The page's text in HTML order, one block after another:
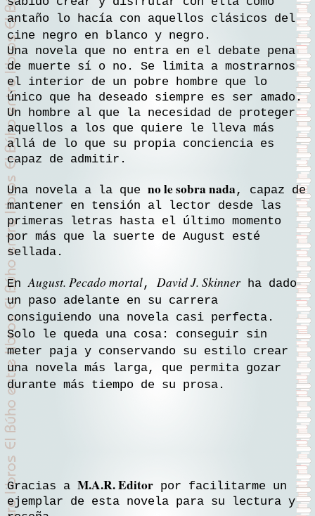
antaño lo hacía con aquellos clásicos del
cine negro en blanco y negro.
Una novela que no entra en el debate pena
de muerte sí o no. Se limita a mostrarnos
el interior de un pobre hombre que lo
único que ha deseado siempre es ser amado.
Un hombre al que la necesidad de proteger
aquellos a los que quiere le lleva más
allá de lo que su propia conciencia es
capaz de admitir.
Una novela a la que no le sobra nada , capaz de
mantener en tensión al lector desde las
primeras letras hasta el último momento
por más que la suerte de August esté
sellada.
EnAugust. Pecado mortal, David J. Skinner ha dado
un paso adelante en su carrera
consiguiendo una novela casi perfecta.
Solo le queda una cosa: conseguir sin
meter paja y conservando su estilo crear
una novela más larga, que permita gozar
durante más tiempo de su prosa.
Gracias a M.A.R. Editor por facilitarme un
ejemplar de esta novela para su lectura y